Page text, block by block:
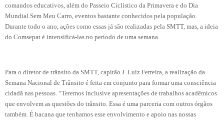
comandos educativos, além do Passeio Ciclístico da Primavera e do Dia
Mundial Sem Meu Carro, eventos bastante conhecidos pela população.
Durante todo o ano, ações como essas já são realizadas pela SMTT, mas, a ideia
do Comsepat é intensificá-las no período de uma semana.
Para o diretor de trânsito da SMTT, capitão J. Luiz Ferreira, a realização da
Semana Nacional de Trânsito é feita em conjunto para formar uma consciência
cidadã nas pessoas. “Teremos inclusive apresentações de trabalhos acadêmicos
que envolvem as questões do trânsito. Essa é uma parceria com outros órgãos
também. É bacana que tenhamos esse envolvimento e apoio nas nossas